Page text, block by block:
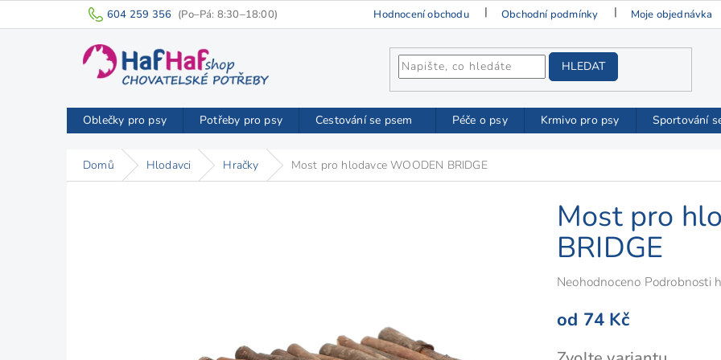
na
604 259 356 Hodnocení obchodu Obchodní podmínky Moje objednávka
HLEDAT
Oblečky pro psy Potřeby pro psy Cestování se psem Péče o psy Krmivo pro psy Sportování
Domů Hlodavci Hračky Most pro hlodavce WOODEN BRIDGE
Most pro
BRIDGE
Průměrné
produktu
Neohodnoceno Podrobnosti
od 74 Kč
Měrná